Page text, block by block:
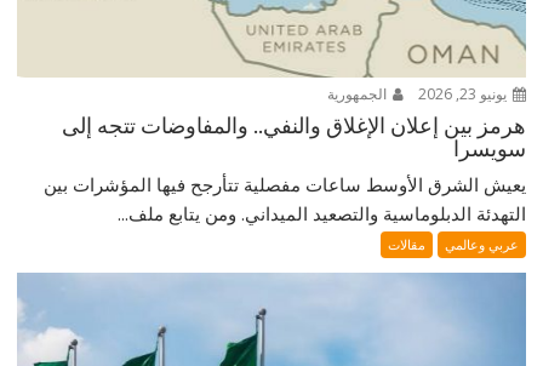
يونيو 23, 2026 الجمهورية
هرمز بين إعلان الإغلاق والنفي.. والمفاوضات تتجه إلى
سويسرا
يعيش الشرق الأوسط ساعات مفصلية تتأرجح فيها المؤشرات بين
التهدئة الدبلوماسية والتصعيد الميداني. ومن يتابع ملف...
عربي وعالمي مقالات